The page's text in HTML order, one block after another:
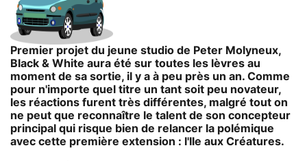
Premier projet du jeune studio de Peter Molyneux,
Black & White aura été sur toutes les lèvres au
moment de sa sortie, il y a à peu près un an. Comme
pour n'importe quel titre un tant soit peu novateur,
les réactions furent très différentes, malgré tout on
ne peut que reconnaître le talent de son concepteur
principal qui risque bien de relancer la polémique
avec cette première extension : l'Ile aux Créatures.